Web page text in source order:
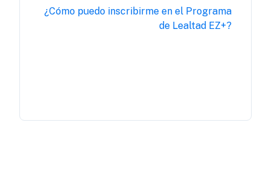
¿Cómo puedo inscribirme en el Programa
de Lealtad EZ+?